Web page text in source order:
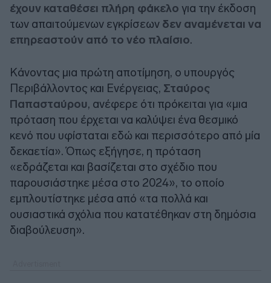
έχουν καταθέσει πλήρη φάκελο για την έκδοση
των απαιτούμενων εγκρίσεων δεν αναμένεται να
επηρεαστούν από το νέο πλαίσιο.
Κάνοντας μια πρώτη αποτίμηση, ο υπουργός
Περιβάλλοντος και Ενέργειας, Σταύρος
Παπασταύρου, ανέφερε ότι πρόκειται για «μια
πρόταση που έρχεται να καλύψει ένα θεσμικό
κενό που υφίσταται εδώ και περισσότερο από μία
δεκαετία». Όπως εξήγησε, η πρόταση
«εδράζεται και βασίζεται στο σχέδιο που
παρουσιάστηκε μέσα στο 2024», το οποίο
εμπλουτίστηκε μέσα από «τα πολλά και
ουσιαστικά σχόλια που κατατέθηκαν στη δημόσια
διαβούλευση».